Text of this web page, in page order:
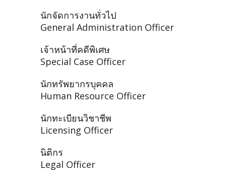
นักจัดการงานทั่วไป
General Administration Officer
เจ้าหน้าที่คดีพิเศษ
Special Case Officer
นักทรัพยากรบุคคล
Human Resource Officer
นักทะเบียนวิชาชีพ
Licensing Officer
นิติกร
Legal Officer